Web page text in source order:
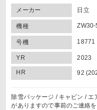
メーカー 日立
機種 ZW30-
号機 18771
YR 2023
HR 92
除雪パッケージ / キャビン /
がありますので事前のご連絡を